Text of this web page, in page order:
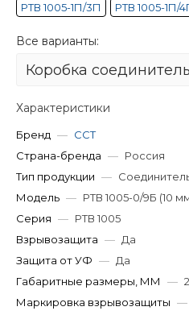
РТВ 1005-1П/3П
РТВ 1005-1П/
Все варианты:
Характеристики
Бренд — ССТ
Страна-бренда — Россия
Тип продукции —
Модель — РТВ 1005-0/9Б (10
Серия — РТВ 1005
Взрывозащита — Да
Защита от УФ — Да
Габаритные размеры, ММ
—
Маркировка взрывозащиты —